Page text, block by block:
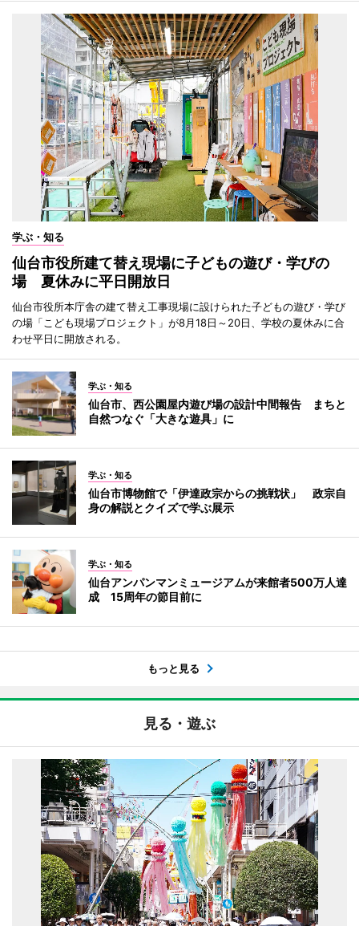
学ぶ・知る
仙台市役所建て替え現場に子どもの遊び・学びの
場 夏休みに平日開放日
仙台市役所本庁舎の建て替え工事現場に設けられた子どもの遊び・学び
の場「こども現場プロジェクト」が8月18日～20日、学校の夏休みに合
わせ平日に開放される。
学ぶ・知る
仙台市、西公園屋内遊び場の設計中間報告 まちと
自然つなぐ「大きな遊具」に
学ぶ・知る
仙台市博物館で「伊達政宗からの挑戦状」 政宗自
身の解説とクイズで学ぶ展示
学ぶ・知る
仙台アンパンマンミュージアムが来館者500万人達
成 15周年の節目前に
もっと見る
見る・遊ぶ